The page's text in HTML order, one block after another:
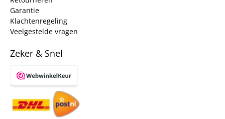
Garantie
Klachtenregeling
Veelgestelde vragen
Zeker & Snel